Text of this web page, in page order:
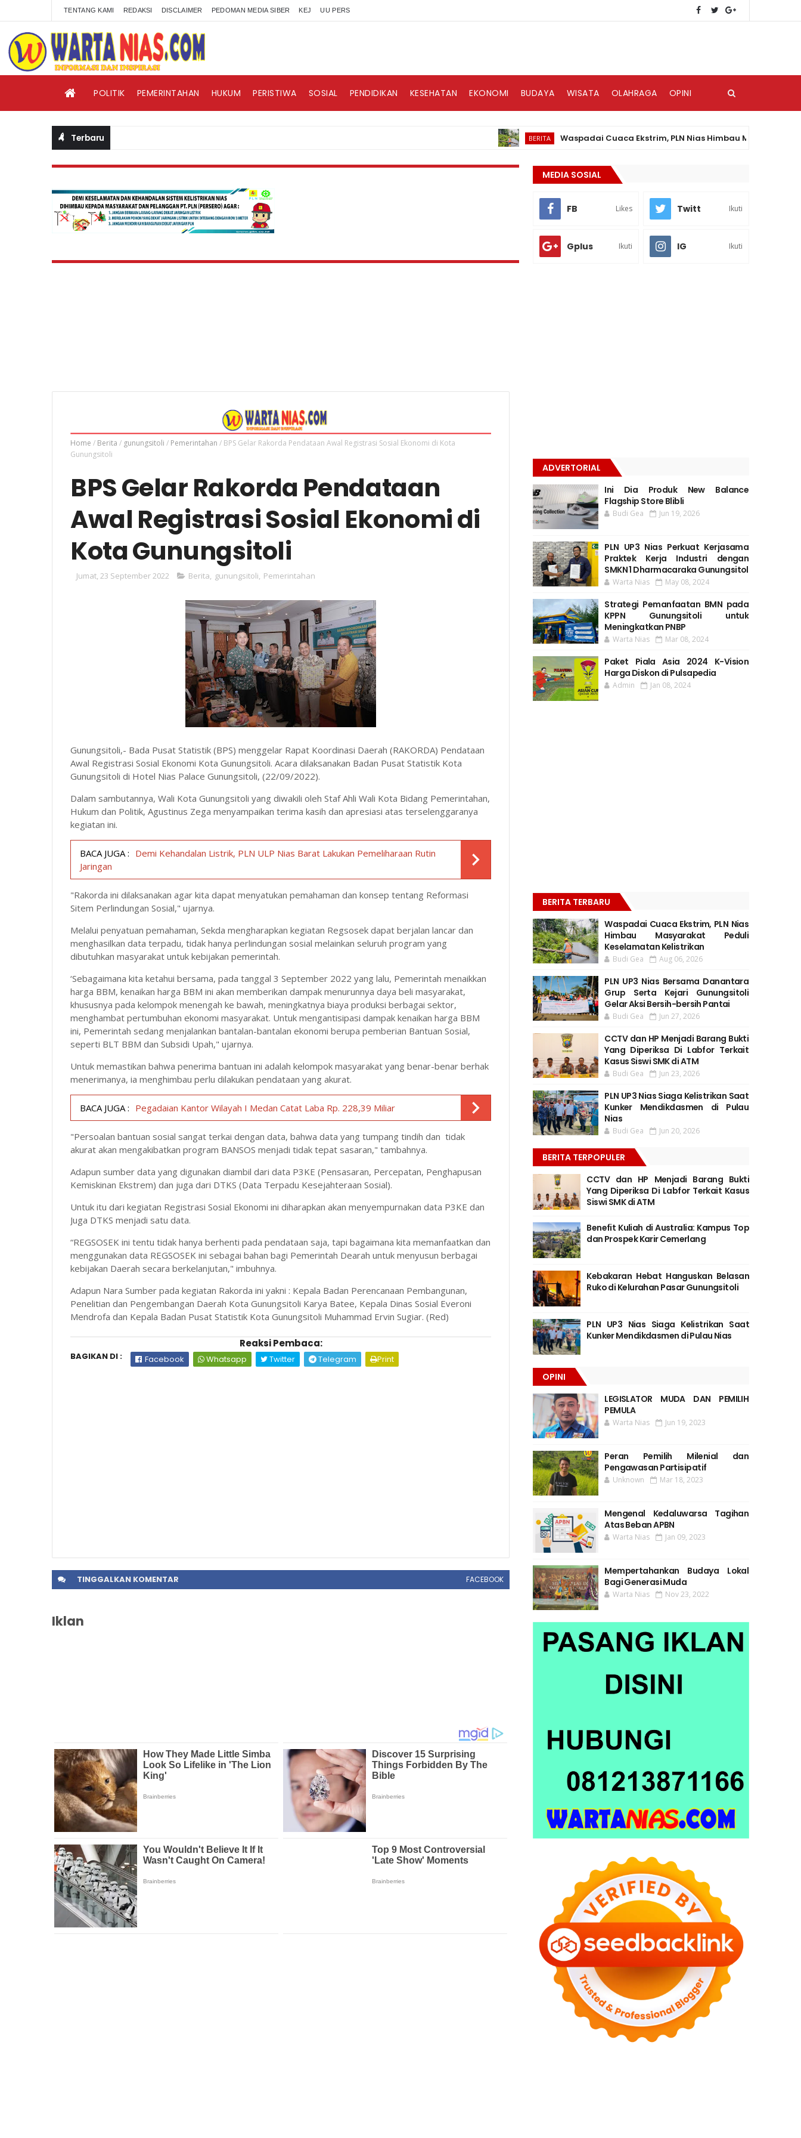
TENTANG KAMI REDAKSI DISCLAIMER PEDOMAN MEDIA SIBER KEJ UU PERS
POLITIK PEMERINTAHAN HUKUM PERISTIWA SOSIAL PENDIDIKAN KESEHATAN EKONOMI BUDAYA WISATA OLAHRAGA OPINI
Terbaru BERITA Waspadai Cuaca Ekstrim, PLN Nias Himbau Masyarakat Peduli
Home / Berita / gunungsitoli / Pemerintahan / BPS Gelar Rakorda Pendataan Awal Registrasi Sosial Ekonomi di Kota
Gunungsitoli
BPS Gelar Rakorda Pendataan
Awal Registrasi Sosial Ekonomi di
Kota Gunungsitoli
Jumat, 23 September 2022 Berita gunungsitoli Pemerintahan
Gunungsitoli,- Bada Pusat Statistik (BPS) menggelar Rapat Koordinasi Daerah (RAKORDA) Pendataan
Awal Registrasi Sosial Ekonomi Kota Gunungsitoli. Acara dilaksanakan Badan Pusat Statistik Kota
Gunungsitoli di Hotel Nias Palace Gunungsitoli, (22/09/2022).
Dalam sambutannya, Wali Kota Gunungsitoli yang diwakili oleh Staf Ahli Wali Kota Bidang Pemerintahan,
Hukum dan Politik, Agustinus Zega menyampaikan terima kasih dan apresiasi atas terselenggaranya
kegiatan ini.
BACA JUGA : Demi Kehandalan Listrik, PLN ULP Nias Barat Lakukan Pemeliharaan Rutin
Jaringan
"Rakorda ini dilaksanakan agar kita dapat menyatukan pemahaman dan konsep tentang Reformasi
Sitem Perlindungan Sosial," ujarnya.
Melalui penyatuan pemahaman, Sekda mengharapkan kegiatan Regsosek dapat berjalan lancar dan
menghasilkan data terpadu, tidak hanya perlindungan sosial melainkan seluruh program yang
dibutuhkan masyarakat untuk kebijakan pemerintah.
‘Sebagaimana kita ketahui bersama, pada tanggal 3 September 2022 yang lalu, Pemerintah menaikkan
harga BBM, kenaikan harga BBM ini akan memberikan dampak menurunnya daya beli masyarakat,
khususnya pada kelompok menengah ke bawah, meningkatnya biaya produksi berbagai sektor,
menghambat pertumbuhan ekonomi masyarakat. Untuk mengantisipasi dampak kenaikan harga BBM
ini, Pemerintah sedang menjalankan bantalan-bantalan ekonomi berupa pemberian Bantuan Sosial,
seperti BLT BBM dan Subsidi Upah," ujarnya.
Untuk memastikan bahwa penerima bantuan ini adalah kelompok masyarakat yang benar-benar berhak
menerimanya, ia menghimbau perlu dilakukan pendataan yang akurat.
BACA JUGA : Pegadaian Kantor Wilayah I Medan Catat Laba Rp. 228,39 Miliar
"Persoalan bantuan sosial sangat terkai dengan data, bahwa data yang tumpang tindih dan tidak
akurat akan mengakibatkan program BANSOS menjadi tidak tepat sasaran," tambahnya.
Adapun sumber data yang digunakan diambil dari data P3KE (Pensasaran, Percepatan, Penghapusan
Kemiskinan Ekstrem) dan juga dari DTKS (Data Terpadu Kesejahteraan Sosial).
Untuk itu dari kegiatan Registrasi Sosial Ekonomi ini diharapkan akan menyempurnakan data P3KE dan
Juga DTKS menjadi satu data.
“REGSOSEK ini tentu tidak hanya berhenti pada pendataan saja, tapi bagaimana kita memanfaatkan dan
menggunakan data REGSOSEK ini sebagai bahan bagi Pemerintah Dearah untuk menyusun berbagai
kebijakan Daerah secara berkelanjutan," imbuhnya.
Adapun Nara Sumber pada kegiatan Rakorda ini yakni : Kepala Badan Perencanaan Pembangunan,
Penelitian dan Pengembangan Daerah Kota Gunungsitoli Karya Batee, Kepala Dinas Sosial Everoni
Mendrofa dan Kepala Badan Pusat Statistik Kota Gunungsitoli Muhammad Ervin Sugiar. (Red)
Reaksi Pembaca:
BAGIKAN DI : Facebook Whatsapp Twitter Telegram Print
TINGGALKAN KOMENTAR FACEBOOK
Iklan
MEDIA SOSIAL
FB Likes Twitt Ikuti
Gplus Ikuti IG Ikuti
ADVERTORIAL
Ini Dia Produk New Balance
Flagship Store Blibli
Budi Gea Jun 19, 2026
PLN UP3 Nias Perkuat Kerjasama
Praktek Kerja Industri dengan
SMKN 1 Dharmacaraka Gunungsitol
Warta Nias May 08, 2024
Strategi Pemanfaatan BMN pada
KPPN Gunungsitoli untuk
Meningkatkan PNBP
Warta Nias Mar 08, 2024
Paket Piala Asia 2024 K-Vision
Harga Diskon di Pulsapedia
Admin Jan 08, 2024
BERITA TERBARU
Waspadai Cuaca Ekstrim, PLN Nias
Himbau Masyarakat Peduli
Keselamatan Kelistrikan
Budi Gea Aug 06, 2026
PLN UP3 Nias Bersama Danantara
Grup Serta Kejari Gunungsitoli
Gelar Aksi Bersih-bersih Pantai
Budi Gea Jun 27, 2026
CCTV dan HP Menjadi Barang Bukti
Yang Diperiksa Di Labfor Terkait
Kasus Siswi SMK di ATM
Budi Gea Jun 23, 2026
PLN UP3 Nias Siaga Kelistrikan Saat
Kunker Mendikdasmen di Pulau
Nias
Budi Gea Jun 20, 2026
BERITA TERPOPULER
CCTV dan HP Menjadi Barang Bukti
Yang Diperiksa Di Labfor Terkait Kasus
Siswi SMK di ATM
Benefit Kuliah di Australia: Kampus Top
dan Prospek Karir Cemerlang
Kebakaran Hebat Hanguskan Belasan
Ruko di Kelurahan Pasar Gunungsitoli
PLN UP3 Nias Siaga Kelistrikan Saat
Kunker Mendikdasmen di Pulau Nias
OPINI
LEGISLATOR MUDA DAN PEMILIH
PEMULA
Warta Nias Jun 19, 2023
Peran Pemilih Milenial dan
Pengawasan Partisipatif
Unknown Mar 18, 2023
Mengenal Kedaluwarsa Tagihan
Atas Beban APBN
Warta Nias Jan 09, 2023
Mempertahankan Budaya Lokal
Bagi Generasi Muda
Warta Nias Nov 23, 2022